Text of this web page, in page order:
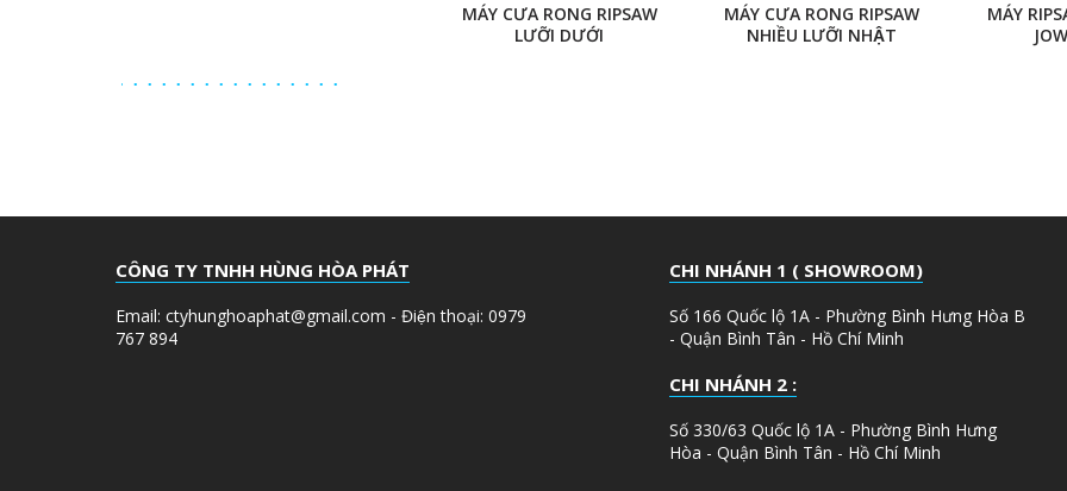
MÁY CƯA RONG RIPSAW
LƯỠI DƯỚI
MÁY CƯA RONG RIPSAW
NHIỀU LƯỠI NHẬT
MÁY
CÔNG TY TNHH HÙNG HÒA PHÁT
Email: ctyhunghoaphat@gmail.com - Điện thoại: 0979
767 894
CHI NHÁNH 1 ( SHOWROOM)
Số 166 Quốc lộ 1A - Phường Bình Hưng Hòa B
- Quận Bình Tân - Hồ Chí Minh
CHI NHÁNH 2 :
Số 330/63 Quốc lộ 1A - Phường Bình Hưng
Hòa - Quận Bình Tân - Hồ Chí Minh